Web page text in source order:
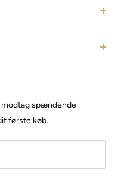
du som kunde kan
personlig pleje,
er etableret i 2020, vi
til både privat &
modtag spændende
første køb.